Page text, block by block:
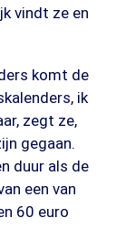
vindt ze en
komt de
ik
zegt ze,
gegaan.
duur als de
een van
60 euro